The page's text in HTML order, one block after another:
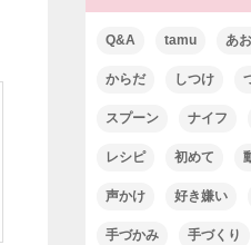
Q&A tamu あ
からだ しつけ
スプーン ナイフ
レシピ 初めて
声かけ 好き嫌い
手づかみ 手づくり